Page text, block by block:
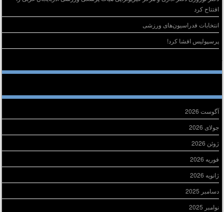
افتتاح کرد
انتخابات فدراسیون‌های ورزشی
پرسپولیس افشا کرد!
دیدگاه‌ها
آگوست 2026
جولای 2026
ژوئن 2026
فوریه 2026
ژانویه 2026
دسامبر 2025
نوامبر 2025